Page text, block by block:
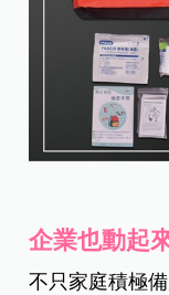
企業也動起
不只家庭積極